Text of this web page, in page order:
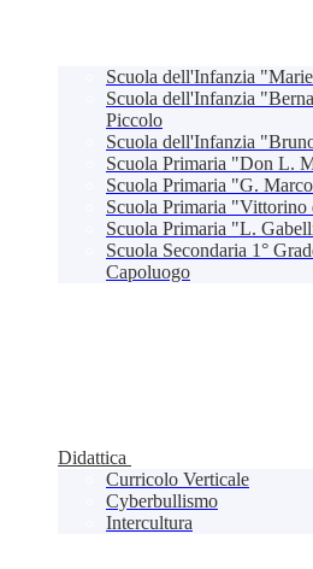
Scuola dell'Infanzia
Scuola dell'Infanzia
Piccolo
Scuola dell'Infanzia
Scuola Primaria "Don L.
Scuola Primaria "G.
Scuola Primaria
Scuola Primaria "L.
Scuola Secondaria 1°
Capoluogo
Didattica
Curricolo Verticale
Cyberbullismo
Intercultura